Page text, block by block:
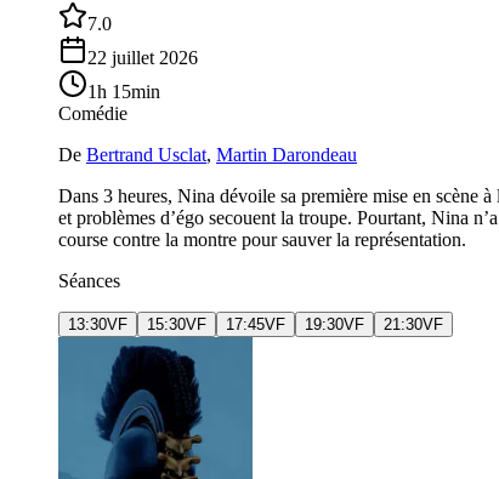
7.0
22 juillet 2026
1h 15min
Comédie
De Bertrand Usclat, Martin Darondeau
Dans 3 heures, Nina dévoile sa première mise en scène
et problèmes d’égo secouent la troupe. Pourtant, Nina
course contre la montre pour sauver la représentation.
Séances
13:30VF 15:30VF 17:45VF 19:30VF 21:30VF